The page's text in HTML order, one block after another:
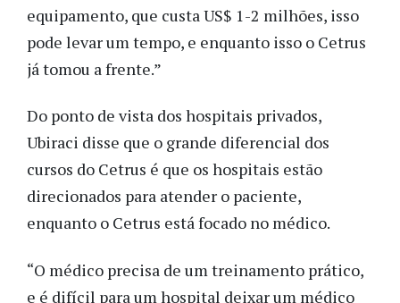
equipamento, que custa US$ 1-2 milhões, isso
pode levar um tempo, e enquanto isso o Cetrus
já tomou a frente.”
Do ponto de vista dos hospitais privados,
Ubiraci disse que o grande diferencial dos
cursos do Cetrus é que os hospitais estão
direcionados para atender o paciente,
enquanto o Cetrus está focado no médico.
“O médico precisa de um treinamento prático,
e é difícil para um hospital deixar um médico